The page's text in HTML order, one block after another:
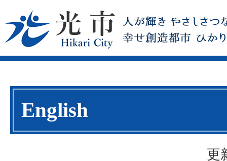
English
更